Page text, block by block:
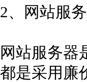
2、网站服
网站服务器
都是采用廉